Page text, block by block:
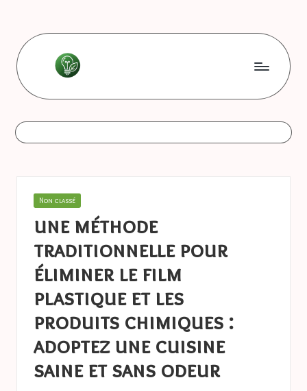
content
L
e
s
o
n
n
e
s
a
s
t
u
astuces
Posted
Non classé
une méthode
traditionnelle pour
éliminer le film
plastique et les
produits chimiques :
adoptez une cuisine
saine et sans odeur